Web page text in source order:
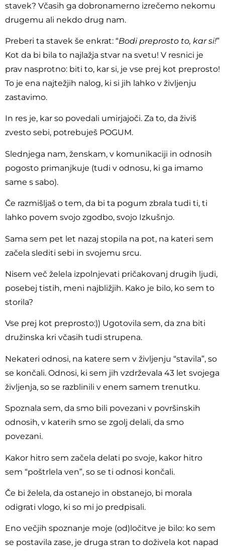
stavek? Včasih ga dobronamerno izrečemo nekomu
drugemu ali nekdo drug nam.
Preberi ta stavek še enkrat: “Bodi preprosto to, kar si!”
Kot da bi bila to najlažja stvar na svetu! V resnici je
prav nasprotno: biti to, kar si, je vse prej kot preprosto!
To je ena najtežjih nalog, ki si jih lahko v življenju
zastavimo.
In res je, kar so povedali umirjajoči. Za to, da živiš
zvesto sebi, potrebuješ POGUM.
Slednjega nam, ženskam, v komunikaciji in odnosih
pogosto primanjkuje (tudi v odnosu, ki ga imamo
same s sabo).
Če razmišljaš o tem, da bi ta pogum zbrala tudi ti, ti
lahko povem svojo zgodbo, svojo Izkušnjo.
Sama sem pet let nazaj stopila na pot, na kateri sem
začela slediti sebi in svojemu srcu.
Nisem več želela izpolnjevati pričakovanj drugih ljudi,
posebej tistih, meni najbližjih. Kako je bilo, ko sem to
storila?
Vse prej kot preprosto:)) Ugotovila sem, da zna biti
družinska kri včasih tudi strupena.
Nekateri odnosi, na katere sem v življenju “stavila”, so
se končali. Odnosi, ki sem jih vzdrževala 43 let svojega
življenja, so se razblinili v enem samem trenutku.
Spoznala sem, da smo bili povezani v površinskih
odnosih, v katerih smo se zgolj delali, da smo
povezani.
Kakor hitro sem začela delati po svoje, kakor hitro
sem “poštrlela ven”, so se ti odnosi končali.
Če bi želela, da ostanejo in obstanejo, bi morala
odigrati vlogo, ki so mi jo predpisali.
Eno večjih spoznanje moje (od)ločitve je bilo: ko sem
se postavila zase, je druga stran to doživela kot napad